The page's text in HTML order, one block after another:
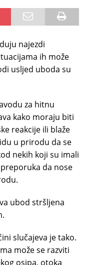
najezdi
ih može
usljed uboda su
za hitnu
kako moraju biti
reakcije ili blaže
u prirodu da se
nekih koji su imali
da nose
ubod stršljena
slučajeva je tako.
može se razviti
osipa, otoka